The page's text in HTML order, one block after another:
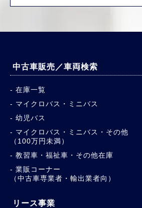
中古車販売／車両検索
在庫一覧
マイクロバス・ミニバス
幼児バス
マイクロバス・ミニバス・その他
（100万円未満）
教習車・福祉車・その他在庫
業販コーナー
（中古車専業者・輸出業者向）
リース事業